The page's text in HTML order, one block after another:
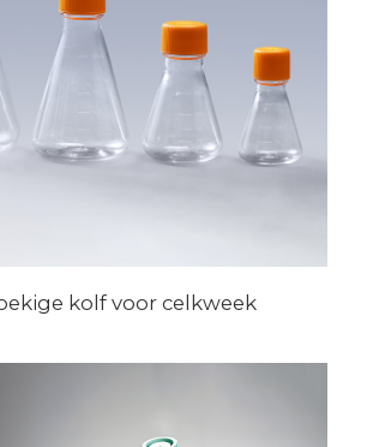
kolf voor celkweek